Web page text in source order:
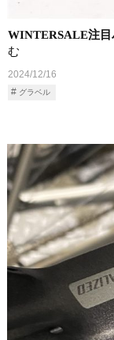
WINTERSALE注目
む
2024/12/16
グラベル